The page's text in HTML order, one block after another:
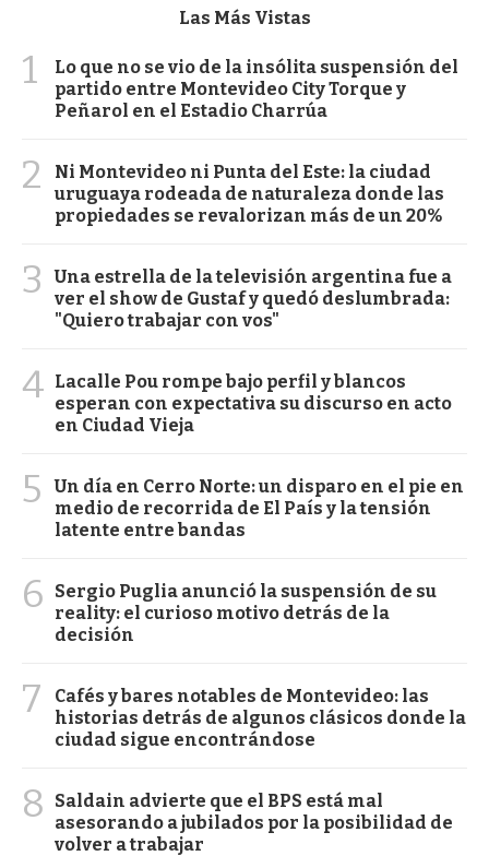
Las Más Vistas
1
Lo que no se vio de la insólita suspensión del
partido entre Montevideo City Torque y
Peñarol en el Estadio Charrúa
2
Ni Montevideo ni Punta del Este: la ciudad
uruguaya rodeada de naturaleza donde las
propiedades se revalorizan más de un 20%
3
Una estrella de la televisión argentina fue a
ver el show de Gustaf y quedó deslumbrada:
"Quiero trabajar con vos"
4 Lacalle Pou rompe bajo perfil y blancos
esperan con expectativa su discurso en acto
en Ciudad Vieja
5
Un día en Cerro Norte: un disparo en el pie en
medio de recorrida de El País y la tensión
latente entre bandas
6
Sergio Puglia anunció la suspensión de su
reality: el curioso motivo detrás de la
decisión
7
Cafés y bares notables de Montevideo: las
historias detrás de algunos clásicos donde la
ciudad sigue encontrándose
8
Saldain advierte que el BPS está mal
asesorando a jubilados por la posibilidad de
volver a trabajar